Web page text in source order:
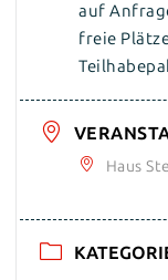
auf
freie
Haus